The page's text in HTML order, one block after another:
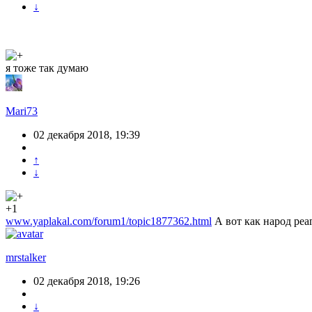
↓
я тоже так думаю
Mari73
02 декабря 2018, 19:39
↑
↓
+1
www.yaplakal.com/forum1/topic1877362.html А вот как народ
mrstalker
02 декабря 2018, 19:26
↓